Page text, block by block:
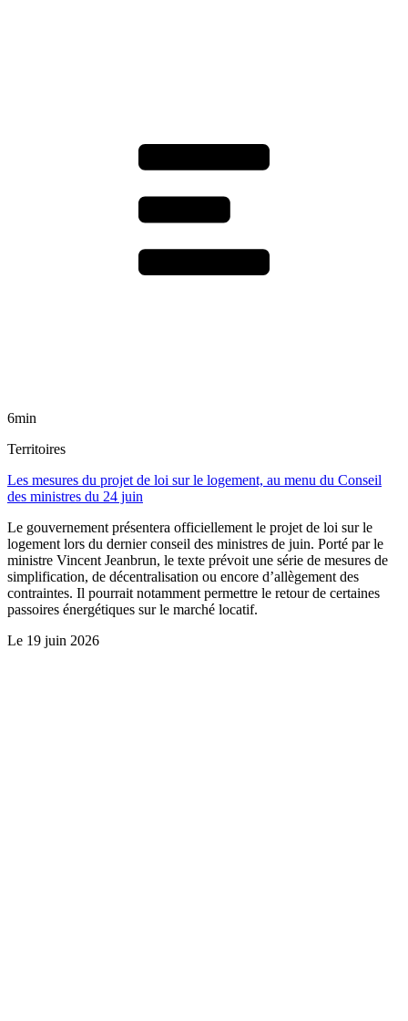
6min
Territoires
Les mesures du projet de loi sur le logement, au menu du Conseil
des ministres du 24 juin
Le gouvernement présentera officiellement le projet de loi sur le
logement lors du dernier conseil des ministres de juin. Porté par le
ministre Vincent Jeanbrun, le texte prévoit une série de mesures de
simplification, de décentralisation ou encore d’allègement des
contraintes. Il pourrait notamment permettre le retour de certaines
passoires énergétiques sur le marché locatif.
Le 19 juin 2026